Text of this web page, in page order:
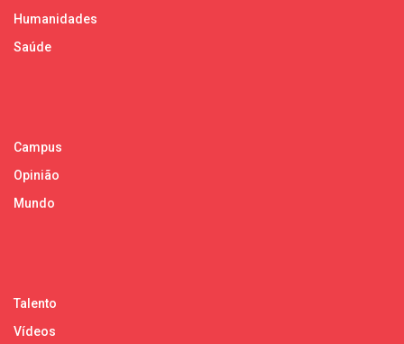
Humanidades
Saúde
Campus
Opinião
Mundo
Talento
Vídeos